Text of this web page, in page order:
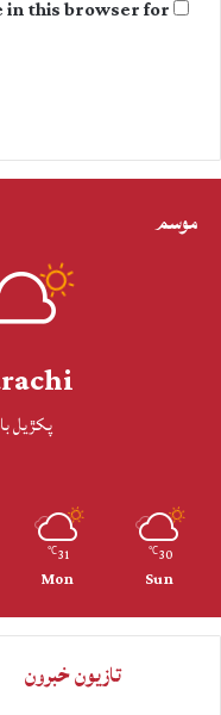
in this browser for
موسم
پکڙيل
30
℃
Sun
31
℃
Mon
تازيون خبرون